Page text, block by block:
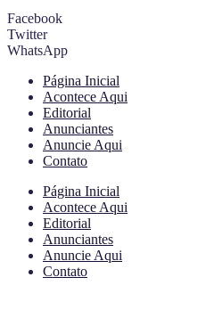
Facebook
Twitter
WhatsApp
Página Inicial
Acontece Aqui
Editorial
Anunciantes
Anuncie Aqui
Contato
Página Inicial
Acontece Aqui
Editorial
Anunciantes
Anuncie Aqui
Contato